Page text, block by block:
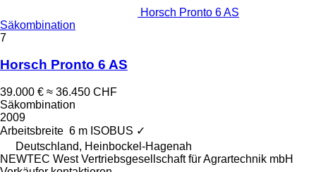
Horsch Pronto 6 AS
Säkombination
7
Horsch Pronto 6 AS
39.000 € ≈ 36.450 CHF
Säkombination
2009
Arbeitsbreite 6 m ISOBUS ✓
Deutschland, Heinbockel-Hagenah
NEWTEC West Vertriebsgesellschaft für Agrartechnik mbH